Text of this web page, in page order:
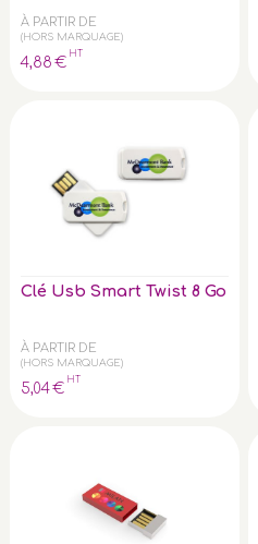
À PARTIR DE
(HORS MARQUAGE)
4,88 €
HT
Clé Usb Smart Twist 8 Go
À PARTIR DE
(HORS MARQUAGE)
5,04€
HT